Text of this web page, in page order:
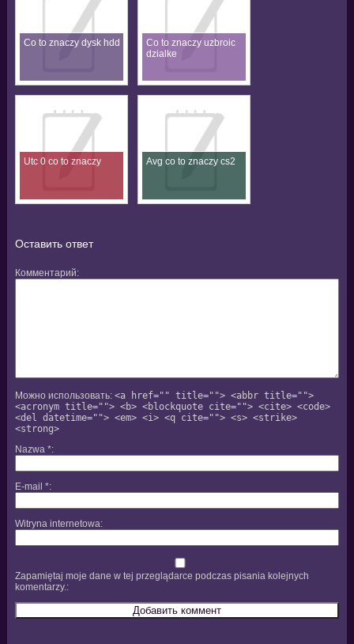
Co to znaczy dysk hdd
Co to znaczy uzbroic
dzialke
Utc 0 co to znaczy Avg co to znaczy cs2
Оставить ответ
Комментарий
Можно использовать: <a href="" title=""> <abbr title="">
<acronym title=""> <b> <blockquote cite=""> <cite> <code>
<del datetime=""> <em> <i> <q cite=""> <s> <strike>
<strong>
Nazwa *
E-mail *
Witryna internetowa
Zapamiętaj moje dane w tej przeglądarce podczas pisania kolejnych
komentarzy.